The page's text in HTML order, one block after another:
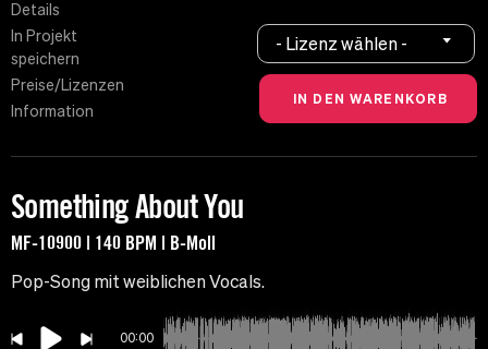
Details
In Projekt
speichern
Preise/Lizenzen
Information
- Lizenz wählen -
Something About You
MF-10900 | 140 BPM | B-Moll
Pop-Song mit weiblichen Vocals.
00:00